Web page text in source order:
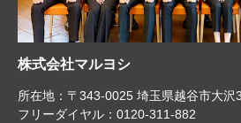
株式会社マルヨシ
所在地：〒343-0025 埼玉県越谷市大沢
フリーダイヤル：0120-311-882